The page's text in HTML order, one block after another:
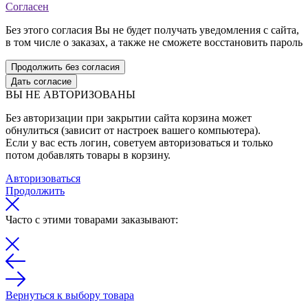
Согласен
Без этого согласия Вы не будет получать уведомления с сайта,
в том числе о заказах, а также не сможете восстановить пароль
Продолжить без согласия
Дать согласие
ВЫ НЕ АВТОРИЗОВАНЫ
Без авторизации при закрытии сайта корзина может
обнулиться (зависит от настроек вашего компьютера).
Если у вас есть логин, советуем авторизоваться и только
потом добавлять товары в корзину.
Авторизоваться
Продолжить
Часто с этими товарами заказывают:
Вернуться к выбору товара